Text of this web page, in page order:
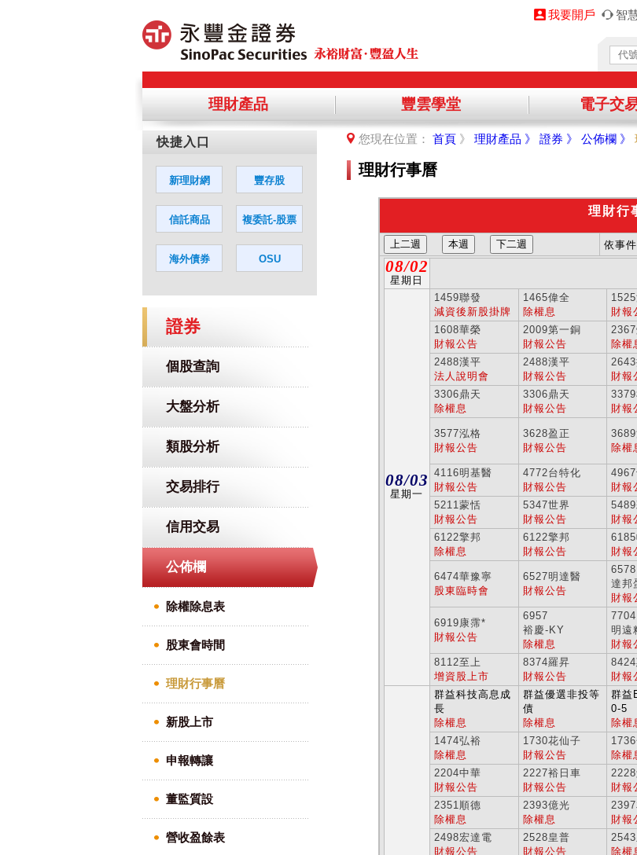
我要開戶 智
理財產品 豐雲學堂 電子交
證券
個股查詢
大盤分析
類股分析
交易排行
信用交易
公佈欄
除權除息表
股東會時間
理財行事曆
新股上市
申報轉讓
董監質設
營收盈餘表
您現在位置： 首頁 》 理財產品 》 證券 》 公佈欄 》
理財行事曆
您若同意繼續進入該網站，請點選「確認」，不同意請點選「取